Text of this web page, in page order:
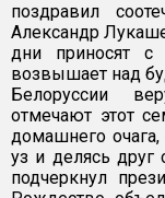
поздравил
Александр
дни приносят с
возвышает над
Белоруссии
отмечают этот
домашнего
уз и делясь друг
подчеркнул